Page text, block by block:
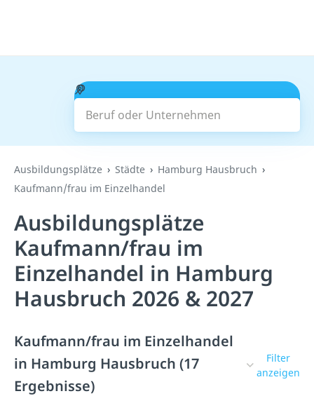
Beruf oder Unternehmen
Suchen
Ausbildungsplätze Städte
Hamburg Hausbruch
Kaufmann/frau im Einzelhandel
Ausbildungsplätze
Kaufmann/frau im
Einzelhandel in Hamburg
Hausbruch 2026 & 2027
Kaufmann/frau im Einzelhandel
in Hamburg Hausbruch (17
Ergebnisse)
Filter
anzeigen